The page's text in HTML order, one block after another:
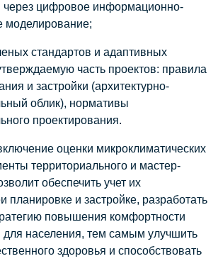
через цифровое информационно-
моделирование;
стандартов и адаптивных
часть проектов: правила
и застройки (архитектурно-
облик), нормативы
проектирования.
оценки микроклиматических
территориального и мастер-
обеспечить учет их
планировке и застройке, разработать
повышения комфортности
для населения, тем самым улучшить
здоровья и способствовать